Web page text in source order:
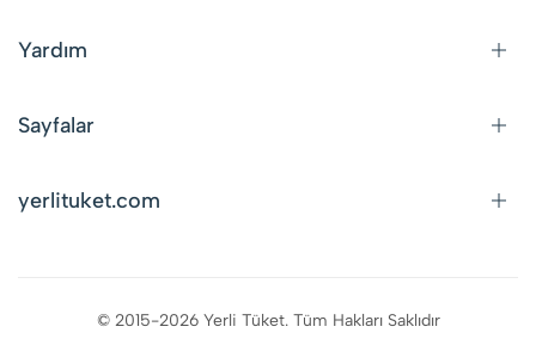
Yardım
Sayfalar
yerlituket.com
© 2015-2026 Yerli Tüket. Tüm Hakları Saklıdır